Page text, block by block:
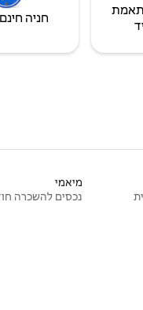
חניה
מיאמי
נכסים להשכרה